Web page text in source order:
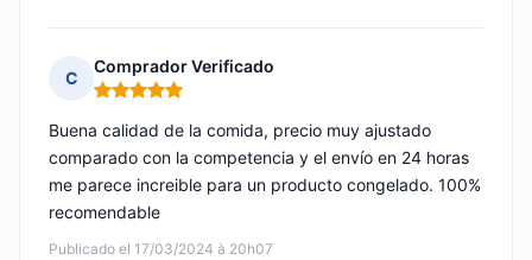
C
Comprador Verificado
Nota: 5 de 5
Publicado el 17/03/2024 à 20h07
Buena calidad de la comida, precio muy ajustado
comparado con la competencia y el envío en 24 horas
me parece increible para un producto congelado. 100%
recomendable